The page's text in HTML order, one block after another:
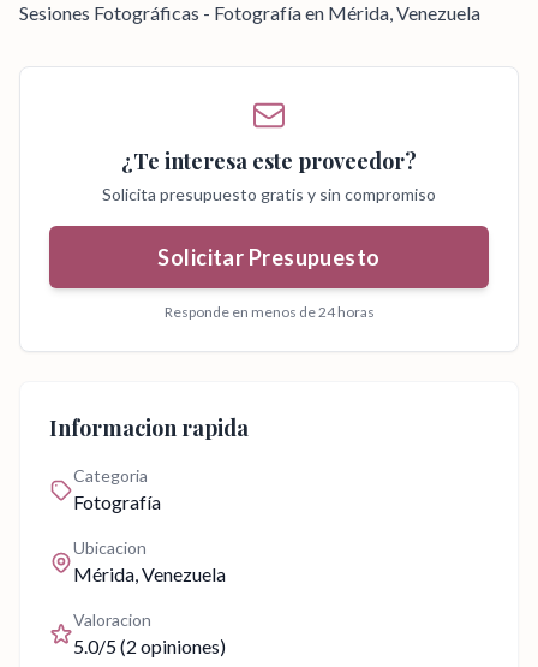
Sesiones Fotográficas - Fotografía en Mérida, Venezuela
¿Te interesa este proveedor?
Solicita presupuesto gratis y sin compromiso
Solicitar Presupuesto
Responde en menos de 24 horas
Informacion rapida
Categoria
Fotografía
Ubicacion
Mérida, Venezuela
Valoracion
5.0/5 (2 opiniones)